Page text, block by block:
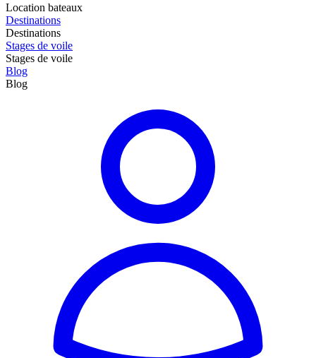
Location bateaux
Destinations
Destinations
Stages de voile
Stages de voile
Blog
Blog